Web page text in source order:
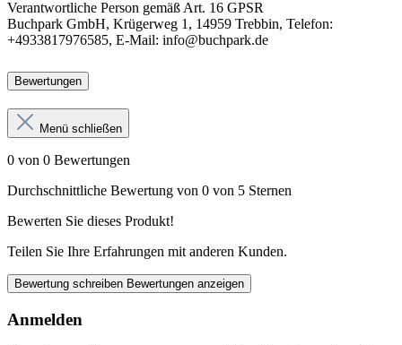
Verantwortliche Person gemäß Art. 16 GPSR
Buchpark GmbH, Krügerweg 1, 14959 Trebbin, Telefon:
+4933817976585, E-Mail: info@buchpark.de
Bewertungen
Menü schließen
0 von 0 Bewertungen
Durchschnittliche Bewertung von 0 von 5 Sternen
Bewerten Sie dieses Produkt!
Teilen Sie Ihre Erfahrungen mit anderen Kunden.
Bewertung schreiben Bewertungen anzeigen
Anmelden